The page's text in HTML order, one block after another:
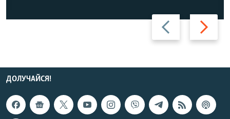
Назад Вперед
ДОЛУЧАЙСЯ!